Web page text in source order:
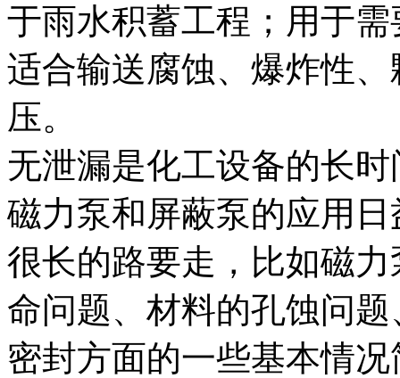
于雨水积蓄工程；用于
适合输送腐蚀、爆炸性
压。
无泄漏是化工设备的长
磁力泵和屏蔽泵的应用
很长的路要走，比如磁
命问题、材料的孔蚀问
密封方面的一些基本情